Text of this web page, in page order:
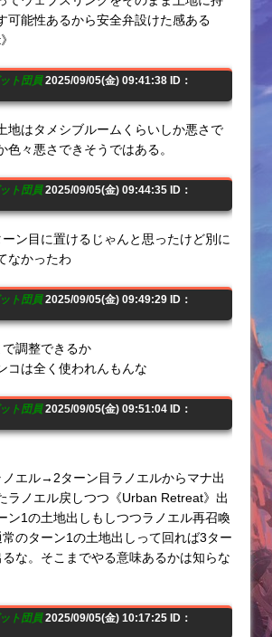
可能性あるから安全弁設けた感ある
ト団員2025/09/05(金) 09:41:38 ID：
地はタメシブルームくらいしか悪さで
色々悪さできそうではある。
ト団員2025/09/05(金) 09:44:35 ID：
ン目に置けるじゃんと思ったけど別に
なかったわ
ト団員2025/09/05(金) 09:49:29 ID：
調整できるか
コは全く使われんもんな
ト団員2025/09/05(金) 09:51:04 ID：
エル→2ターン目ラノエルからマナ出
ラノエル戻しつつ《Urban Retreat》出
ン1の土地出しもしつつラノエル再召喚
のターン1の土地出しって回れば3ター
な。そこまでやる意味あるかは知らな
ト団員2025/09/05(金) 10:17:25 ID：